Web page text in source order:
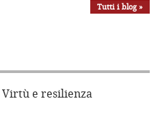
Tutti i blog »
Virtù e resilienza